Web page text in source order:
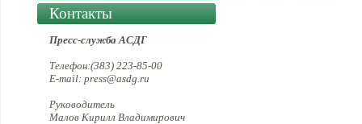
Контакты
Пресс-служба АСДГ
Телефон:(383) 223-85-00
E-mail: press@asdg.ru
Руководитель
Малов Кирилл Владимирович